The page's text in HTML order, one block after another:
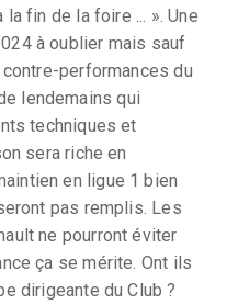
fin de la foire ... ». Une
à oublier mais sauf
performances du
lendemains qui
techniques et
sera riche en
en ligue 1 bien
pas remplis. Les
ne pourront éviter
ça se mérite. Ont ils
dirigeante du Club ?